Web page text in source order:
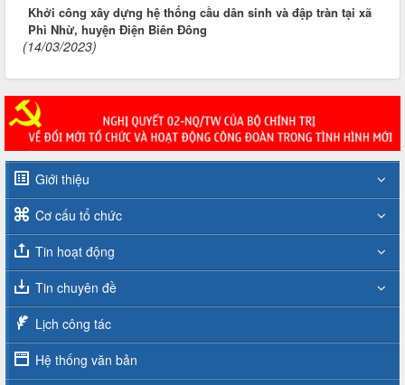
Khởi công xây dựng hệ thống cầu dân sinh và đập tràn tại xã
Phì Nhừ, huyện Điện Biên Đông
(14/03/2023)
Giới thiệu
Cơ cấu tổ chức
Tin hoạt động
Tin chuyên đề
Lịch công tác
Hệ thống văn bản